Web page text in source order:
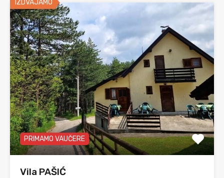
IZDVAJAMO
PRIMAMO VAUČERE
Vila PAŠIĆ